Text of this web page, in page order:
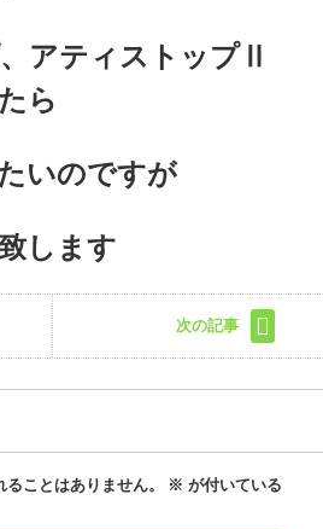
アティストップⅡ
ら
いのですが
します
次の記事
ことはありません。 ※ が付いている